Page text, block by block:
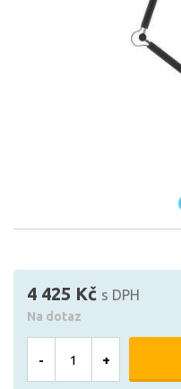
4 425 Kč s DPH
Na dotaz
- +